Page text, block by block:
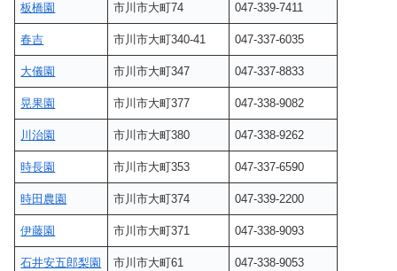
板橋園 市川市大町74 047-339-7411
春吉 市川市大町340-41 047-337-6035
大儀園 市川市大町347 047-337-8833
晃果園 市川市大町377 047-338-9082
川治園 市川市大町380 047-338-9262
時長園 市川市大町353 047-337-6590
時田農園 市川市大町374 047-339-2200
伊藤園 市川市大町371 047-338-9093
石井安五郎梨園 市川市大町61 047-338-9053